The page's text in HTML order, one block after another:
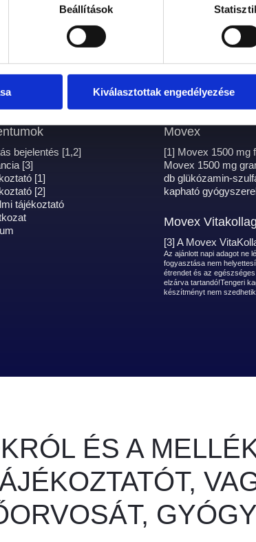
Beállítások
Kiválasztottak engedélyezése
bejelentés [1,2]
[3]
[1]
[2]
tájékoztató
Movex
[1] Movex 1500 mg
Movex 1500 mg
db glükózamin-
kapható
Movex
[3] A Movex
Az ajánlott napi adagot ne
fogyasztása nem
étrendet és az
elzárva tartandó!Tengeri
készítményt nem
ÉS A